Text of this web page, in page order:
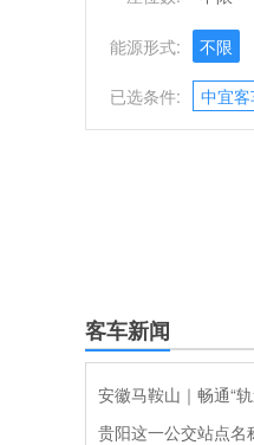
能源形式: 不限
已选条件: 中宜
客车新闻
安徽马鞍山｜畅通“